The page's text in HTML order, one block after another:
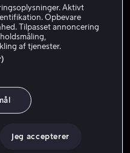
Aktivt
Opbevare
Tilpasset annoncering
af tjenester.
Jeg accepterer